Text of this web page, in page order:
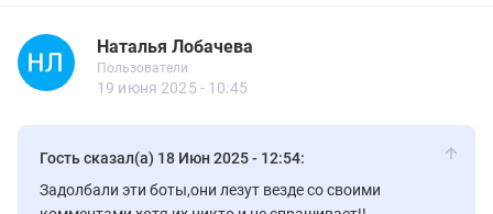
Наталья Лобачева
Наталья Лобачева
Пользователи
Пользователь
Пользователи
29 сообщений
19 июня 2025 - 10:45
Гость сказал(а) 18 Июн 2025 - 12:54:
Задолбали эти боты,они лезут везде со своими